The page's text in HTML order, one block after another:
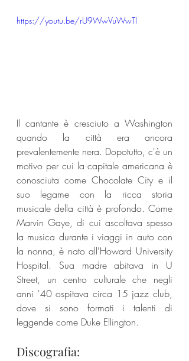
https://youtu.be/rU9WwVuWwTI
Il cantante è cresciuto a Washington
quando la città era ancora
prevalentemente nera. Dopotutto, c'è un
motivo per cui la capitale americana è
conosciuta come Chocolate City e il
suo legame con la ricca storia
musicale della città è profondo. Come
Marvin Gaye, di cui ascoltava spesso
la musica durante i viaggi in auto con
la nonna, è nato all'Howard University
Hospital. Sua madre abitava in U
Street, un centro culturale che negli
anni '40 ospitava circa 15 jazz club,
dove si sono formati i talenti di
leggende come Duke Ellington.
Discografia: